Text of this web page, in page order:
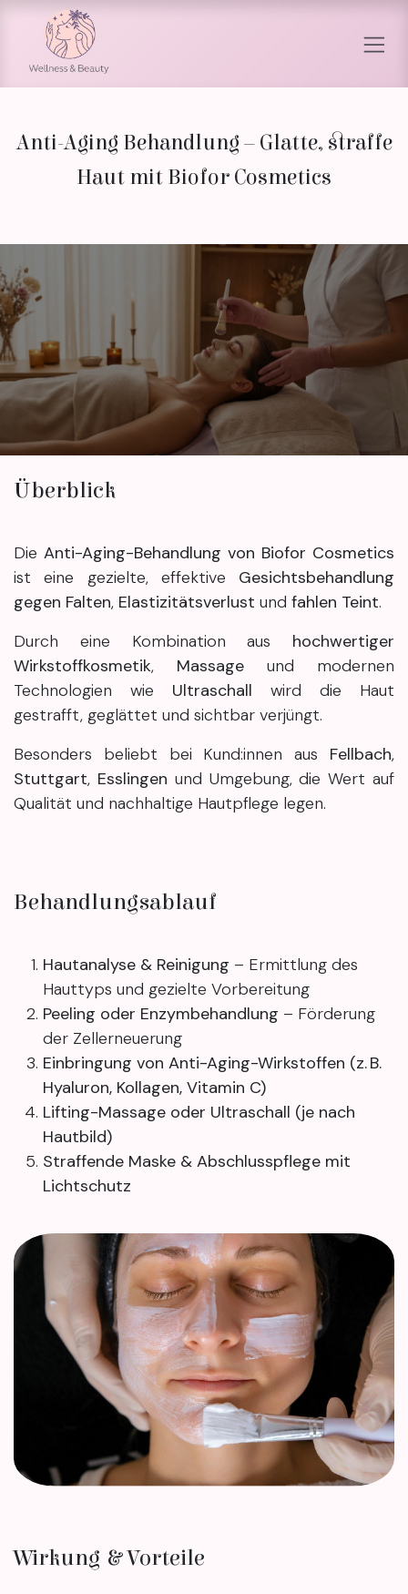
Skip to Content
Anti-Aging Behandlung – Glatte, straffe
Haut mit Biofor Cosmetics
Überblick
Die Anti-Aging-Behandlung von Biofor Cosmetics
ist eine gezielte, effektive Gesichtsbehandlung
gegen Falten, Elastizitätsverlust und fahlen Teint.
Durch eine Kombination aus hochwertiger
Wirkstoffkosmetik, Massage und modernen
Technologien wie Ultraschall wird die Haut
gestrafft, geglättet und sichtbar verjüngt.
Besonders beliebt bei Kund:innen aus Fellbach,
Stuttgart, Esslingen und Umgebung, die Wert auf
Qualität und nachhaltige Hautpflege legen.
Behandlungsablauf
Hautanalyse & Reinigung – Ermittlung des
Hauttyps und gezielte Vorbereitung
Peeling oder Enzymbehandlung – Förderung
der Zellerneuerung
Einbringung von Anti-Aging-Wirkstoffen (z. B.
Hyaluron, Kollagen, Vitamin C)
Lifting-Massage oder Ultraschall (je nach
Hautbild)
Straffende Maske & Abschlusspflege mit
Lichtschutz
Wirkung & Vorteile